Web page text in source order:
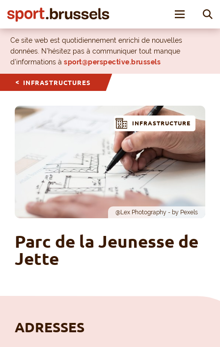
Toggle
Ce site web est quotidiennement enrichi de nouvelles
données. N’hésitez pas à communiquer tout manque
d’informations à sport@perspective.brussels
INFRASTRUCTURES
@Lex Photography - by Pexels
INFRASTRUCTURE
Parc de la Jeunesse de
Jette
ADRESSES